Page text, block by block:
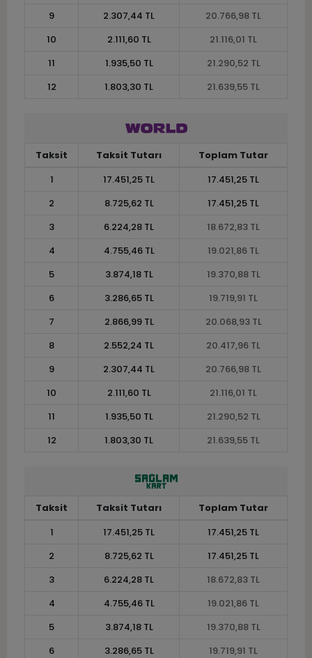
9
2.307,44 TL
20.766,98 TL
10
2.111,60 TL
21.116,01 TL
11
1.935,50 TL
21.290,52 TL
12
1.803,30 TL 21.639,55 TL
Taksit Taksit Tutarı
Toplam Tutar
1
17.451,25 TL
17.451,25 TL
2
8.725,62 TL
17.451,25 TL
3
6.224,28 TL
18.672,83 TL
4
4.755,46 TL
19.021,86 TL
5
3.874,18 TL
19.370,88 TL
6
3.286,65 TL
19.719,91 TL
7
2.866,99 TL
20.068,93 TL
8
2.552,24 TL
20.417,96 TL
9
2.307,44 TL
20.766,98 TL
10
2.111,60 TL
21.116,01 TL
11
1.935,50 TL
21.290,52 TL
12
1.803,30 TL 21.639,55 TL
Taksit Taksit Tutarı
Toplam Tutar
1
17.451,25 TL
17.451,25 TL
2
8.725,62 TL
17.451,25 TL
3
6.224,28 TL
18.672,83 TL
4
4.755,46 TL
19.021,86 TL
5
3.874,18 TL
19.370,88 TL
6
3.286,65 TL
19.719,91 TL